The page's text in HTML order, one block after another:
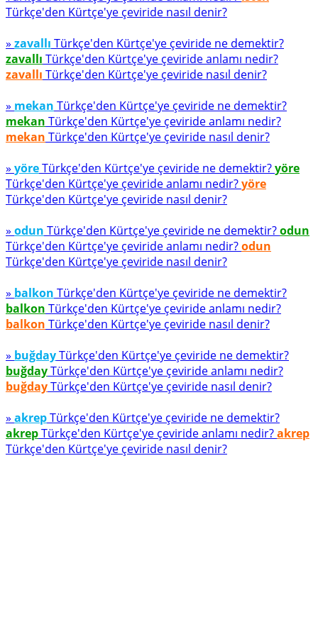
Türkçe'den Kürtçe'ye çeviride nasıl denir?
» zavallı Türkçe'den Kürtçe'ye çeviride ne demektir?
zavallı Türkçe'den Kürtçe'ye çeviride anlamı nedir?
zavallı Türkçe'den Kürtçe'ye çeviride nasıl denir?
» mekan Türkçe'den Kürtçe'ye çeviride ne demektir?
mekan Türkçe'den Kürtçe'ye çeviride anlamı nedir?
mekan Türkçe'den Kürtçe'ye çeviride nasıl denir?
» yöreTürkçe'den Kürtçe'ye çeviride ne demektir?yöre
Türkçe'den Kürtçe'ye çeviride anlamı nedir?yöre
Türkçe'den Kürtçe'ye çeviride nasıl denir?
» odun Türkçe'den Kürtçe'ye çeviride ne demektir?odun
Türkçe'den Kürtçe'ye çeviride anlamı nedir?odun
Türkçe'den Kürtçe'ye çeviride nasıl denir?
» balkon Türkçe'den Kürtçe'ye çeviride ne demektir?
balkon Türkçe'den Kürtçe'ye çeviride anlamı nedir?
balkon Türkçe'den Kürtçe'ye çeviride nasıl denir?
» buğdayTürkçe'den Kürtçe'ye çeviride ne demektir?
buğdayTürkçe'den Kürtçe'ye çeviride anlamı nedir?
buğdayTürkçe'den Kürtçe'ye çeviride nasıl denir?
» akrepTürkçe'den Kürtçe'ye çeviride ne demektir?
akrepTürkçe'den Kürtçe'ye çeviride anlamı nedir?akrep
Türkçe'den Kürtçe'ye çeviride nasıl denir?